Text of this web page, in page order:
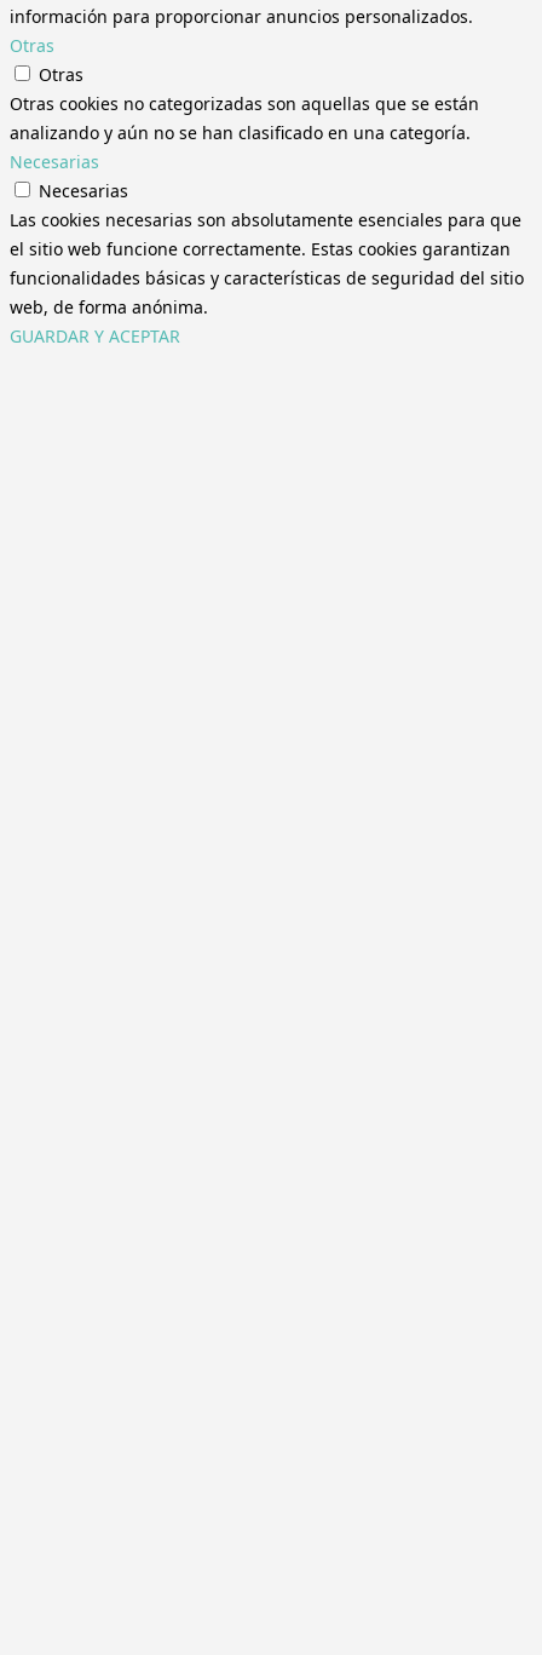
información para proporcionar anuncios personalizados.
Otras
Otras
Otras cookies no categorizadas son aquellas que se están
analizando y aún no se han clasificado en una categoría.
Necesarias
Necesarias
Las cookies necesarias son absolutamente esenciales para que
el sitio web funcione correctamente. Estas cookies garantizan
funcionalidades básicas y características de seguridad del sitio
web, de forma anónima.
GUARDAR Y ACEPTAR